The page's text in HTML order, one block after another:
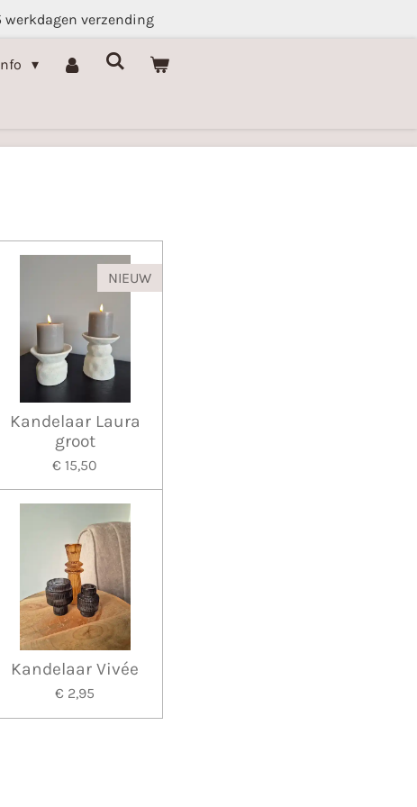
werkdagen verzending
NIEUW
Kandelaar Laura
groot
€ 15,50
Kandelaar Vivée
€ 2,95